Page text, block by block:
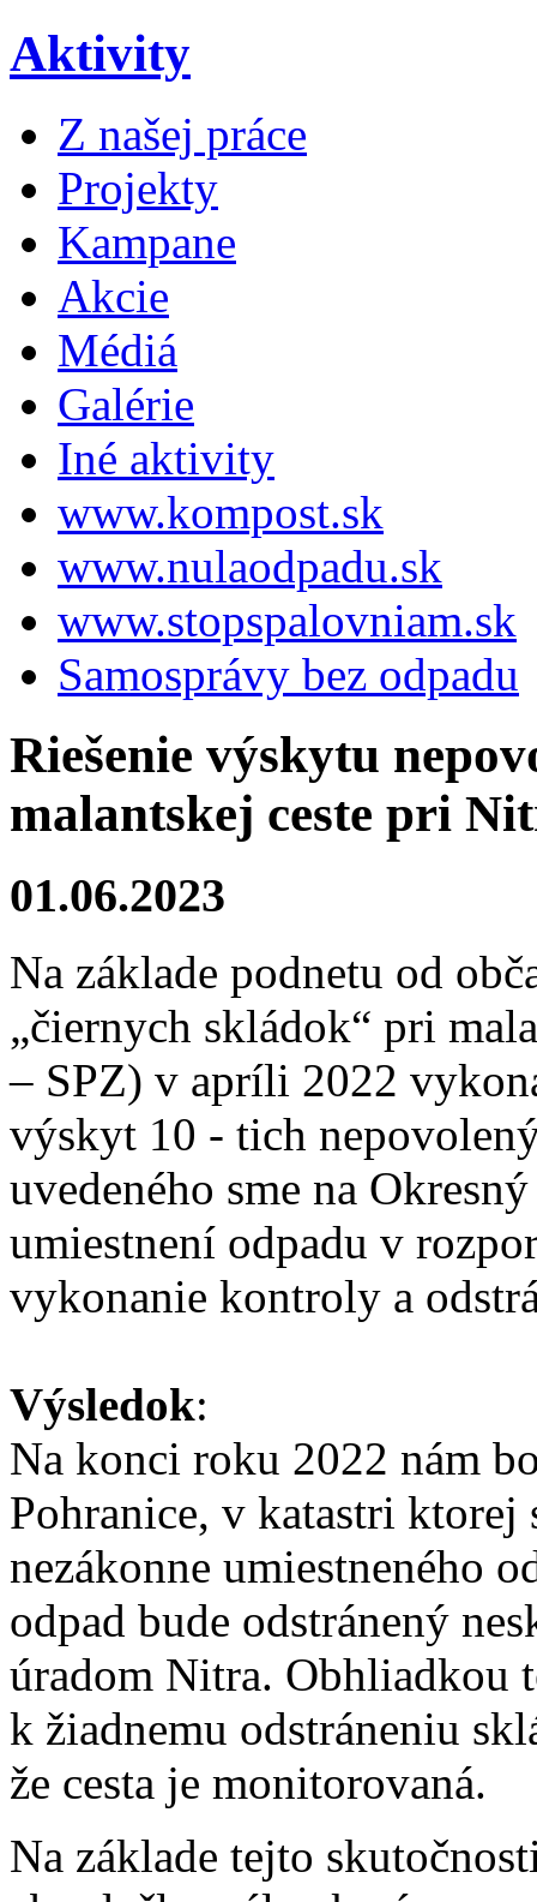
Aktivity
Z našej práce
Projekty
Kampane
Akcie
Médiá
Galérie
Iné aktivity
www.kompost.sk
www.nulaodpadu.sk
www.stopspalovniam.sk
Samosprávy bez odpadu
Riešenie výskytu
malantskej ceste pri
01.06.2023
Na základe podnetu od
„čiernych skládok“ pri
– SPZ) v apríli 2022
výskyt 10 - tich
uvedeného sme na
umiestnení odpadu v
vykonanie kontroly a
Výsledok:
Na konci roku 2022 nám
Pohranice, v katastri ktorej
nezákonne umiestneného
odpad bude odstránený
úradom Nitra. Obhliadkou
k žiadnemu odstráneniu
že cesta je monitorovaná.
Na základe tejto